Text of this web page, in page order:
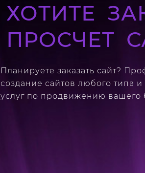
ХОТИТЕ
ПРОСЧЕТ
Планируете заказать сайт?
создание сайтов любого типа
услуг по продвижению вашего